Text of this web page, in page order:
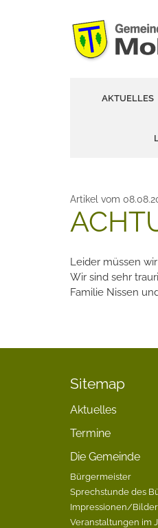
AKTUELLES
Artikel vom
Leider müssen
Wir sind sehr
Familie Nissen
Sitemap
Aktuelles
Termine
Die Gemeinde
Bürgermeister
Sprechstunde des
Impressionen/Bilder
Veranstaltungen im